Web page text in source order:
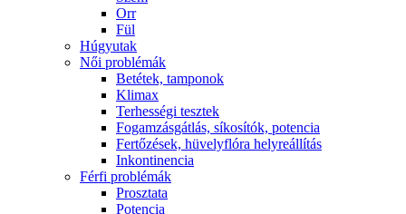
Orr
Fül
Húgyutak
Női problémák
Betétek, tamponok
Klimax
Terhességi tesztek
Fogamzásgátlás, síkosítók, potencia
Fertőzések, hüvelyflóra helyreállítás
Inkontinencia
Férfi problémák
Prosztata
Potencia